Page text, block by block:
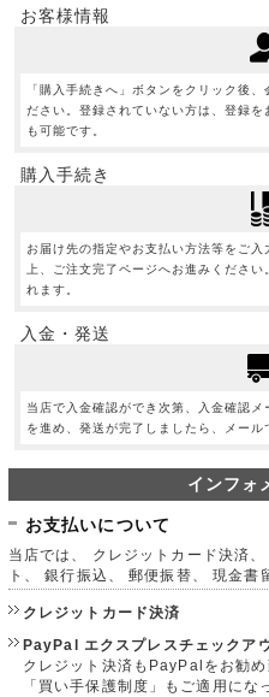
お客様情報
「購入手続きへ」ボタンをクリック後
ださい。登録されていない方は、登録
も可能です。
購入手続き
お届け先の指定やお支払い方法等をご
上、ご注文完了ページへお進みくださ
れます。
入金・発送
当店で入金確認ができ次第、入金確認
を進め、発送が完了しましたら、メール
インフォ
お支払いについて
当店では、 クレジットカード決済
ト、 銀行振込、 郵便振替、 現金書
クレジットカード決済
PayPal エクスプレスチェックア
クレジット決済もPayPalをお勧め
「買い手保護制度」もご適用にな